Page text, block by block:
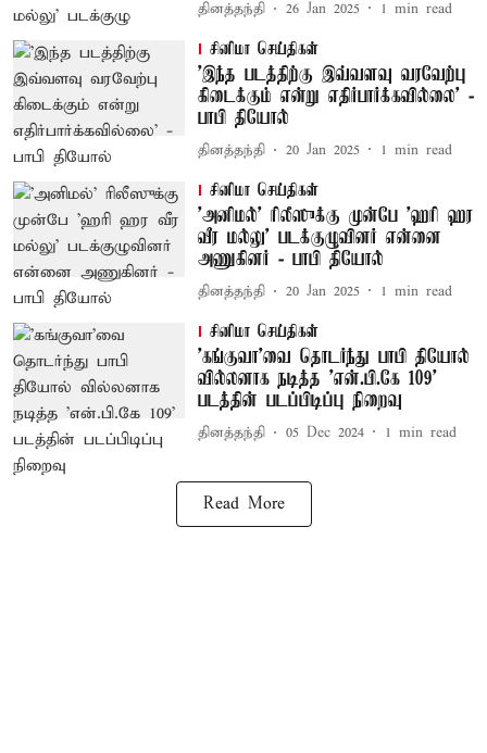
தினத்தந்தி 26 Jan 2025 1 min read
சினிமா செய்திகள்
'இந்த படத்திற்கு இவ்வளவு வரவேற்பு
கிடைக்கும் என்று எதிர்பார்க்கவில்லை' -
பாபி தியோல்
தினத்தந்தி 20 Jan 2025 1 min read
சினிமா செய்திகள்
'அனிமல்' ரிலீஸுக்கு முன்பே 'ஹரி ஹர
வீர மல்லு' படக்குழுவினர் என்னை
அணுகினர் - பாபி தியோல்
தினத்தந்தி 20 Jan 2025 1 min read
சினிமா செய்திகள்
'கங்குவா'வை தொடர்ந்து பாபி தியோல்
வில்லனாக நடித்த 'என்.பி.கே 109'
படத்தின் படப்பிடிப்பு நிறைவு
தினத்தந்தி 05 Dec 2024 1 min read
Read More